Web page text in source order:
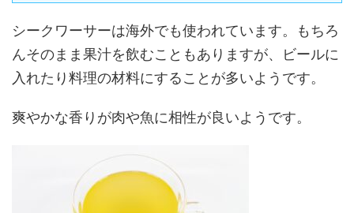
シークワーサーは海外でも使われています。もちろ
んそのまま果汁を飲むこともありますが、ビールに
入れたり料理の材料にすることが多いようです。
爽やかな香りが肉や魚に相性が良いようです。